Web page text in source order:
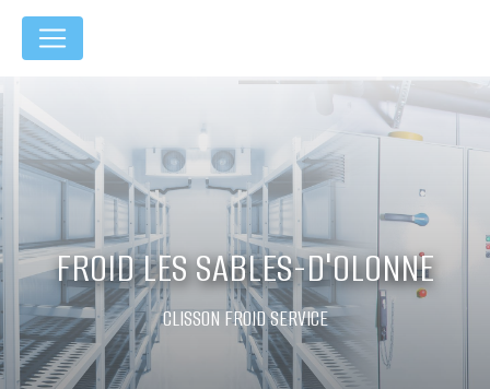
FROID LES SABLES-D'OLONNE
CLISSON FROID SERVICE
Panneau de gestion des cookies